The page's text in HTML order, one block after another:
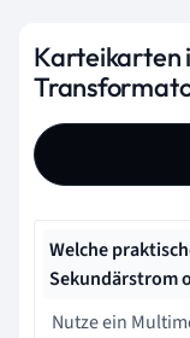
Karteikarten
Welche
Sekundärstrom
Nutze ein